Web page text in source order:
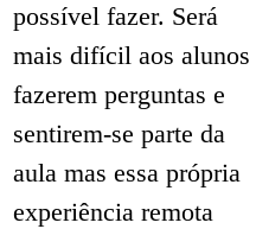
possível fazer. Será
mais difícil aos alunos
fazerem perguntas e
sentirem-se parte da
aula mas essa própria
experiência remota